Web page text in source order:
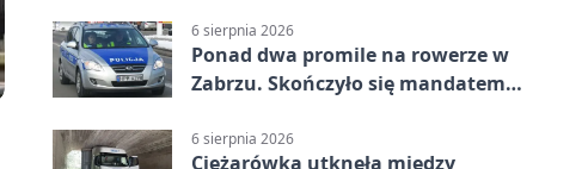
6 sierpnia 2026
Ponad dwa promile na rowerze w
Zabrzu. Skończyło się mandatem
6 sierpnia 2026
Ciężarówka utknęła między